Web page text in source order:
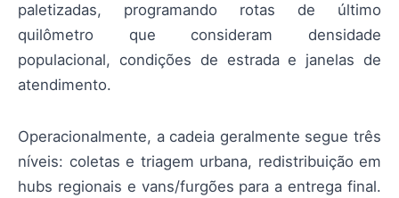
paletizadas, programando rotas de último
quilômetro que consideram densidade
populacional, condições de estrada e janelas de
atendimento.
Operacionalmente, a cadeia geralmente segue três
níveis: coletas e triagem urbana, redistribuição em
hubs regionais e vans/furgões para a entrega final.